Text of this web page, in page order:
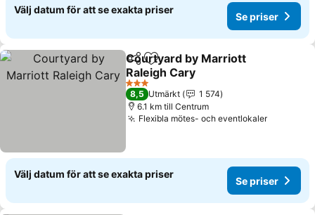
Välj datum för att se exakta priser
Se priser
Dela Lägg till i Mina Favoriter
Courtyard by Marriott
Raleigh Cary
Se priser
3 Stjärnor
8,5 Utmärkt
1 574
6.1 km till Centrum
Flexibla mötes- och eventlokalerSe priser
Välj datum för att se exakta priser
Se priser